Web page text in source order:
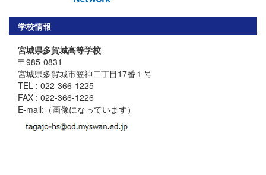
学校情報
宮城県多賀城高等学校
〒985-0831
宮城県多賀城市笠神二丁目17番１号
TEL : 022-366-1225
FAX : 022-366-1226
E-mail:（画像になっています）